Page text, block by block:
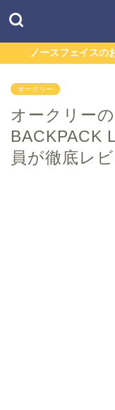
ノースフェイスの
オークリー
オークリー
BACKPACK
員が徹底レビ